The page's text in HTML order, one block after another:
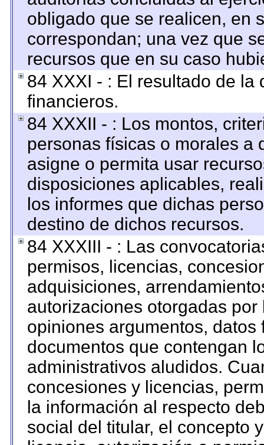
obligado que se realicen, en
correspondan; una vez que
recursos que en su caso
84 XXXI - : El resultado de
financieros.
84 XXXII - : Los montos,
personas físicas o morales a
asigne o permita usar
disposiciones aplicables,
los informes que dichas
destino de dichos recursos.
84 XXXIII - : Las
permisos, licencias,
adquisiciones,
autorizaciones otorgadas
opiniones argumentos,
documentos que contengan
administrativos aludidos.
concesiones y licencias,
la información al respecto
social del titular, el concepto